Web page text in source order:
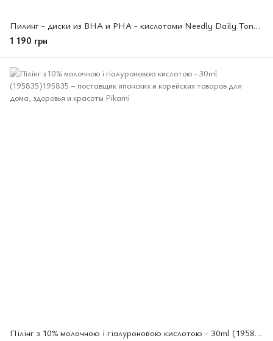
Пилинг - диски из BHA и PHA - кислотами Needly Daily Toner Pad, 60 шт (422236)
1 190 грн
Пілінг з 10% молочною і гіалуроновою кислотою - 30ml (195835)